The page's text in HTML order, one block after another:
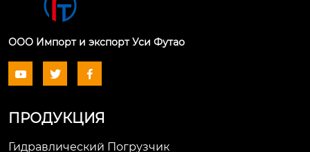
ООО Импорт и экспорт Уси Футао
  
ПРОДУКЦИЯ
Гидравлический Погрузчик